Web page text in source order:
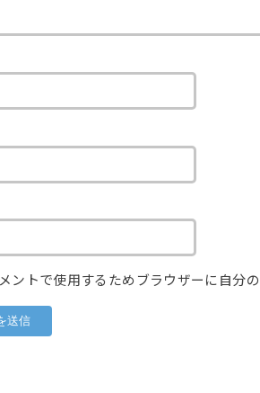
ントで使用するためブラウザーに自分